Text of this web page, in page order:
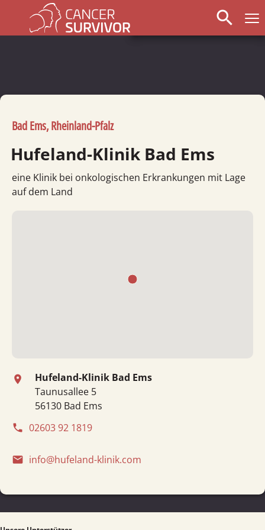
search
Bad Ems, Rheinland-Pfalz
Hufeland-Klinik Bad Ems
eine Klinik bei onkologischen Erkrankungen mit Lage
auf dem Land
place
Hufeland-Klinik Bad Ems
Taunusallee 5
56130 Bad Ems
phone 02603 92 1819
email info@hufeland-klinik.com